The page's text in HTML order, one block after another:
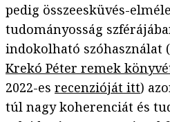
pedig összeesküvés-
tudományosság
indokolható szóhasználat
Krekó Péter remek
2022-es recenzióját itt)
túl nagy koherenciát és